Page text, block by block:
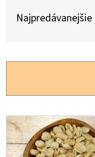
N
E
P
R
Najpredávanejšie
V
Ý
D
O
R
Ú
Č